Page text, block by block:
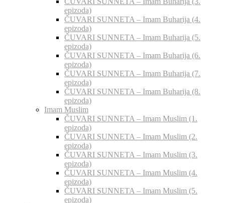
epizoda)
ČUVARI SUNNETA – Imam Buharija (4.
epizoda)
ČUVARI SUNNETA – Imam Buharija (5.
epizoda)
ČUVARI SUNNETA – Imam Buharija (6.
epizoda)
ČUVARI SUNNETA – Imam Buharija (7.
epizoda)
ČUVARI SUNNETA – Imam Buharija (8.
epizoda)
Imam Muslim
ČUVARI SUNNETA – Imam Muslim (1.
epizoda)
ČUVARI SUNNETA – Imam Muslim (2.
epizoda)
ČUVARI SUNNETA – Imam Muslim (3.
epizoda)
ČUVARI SUNNETA – Imam Muslim (4.
epizoda)
ČUVARI SUNNETA – Imam Muslim (5.
epizoda)